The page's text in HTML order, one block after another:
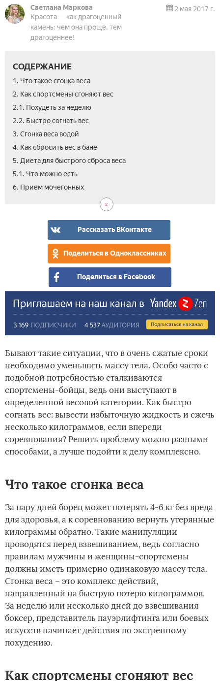
Светлана Маркова
Красота — как драгоценный
камень: чем она проще, тем
драгоценнее!
2 мая 2017 г.
СОДЕРЖАНИЕ
1. Что такое сгонка веса
2. Как спортсмены сгоняют вес
2.1. Похудеть за неделю
2.2. Быстро согнать вес
3. Сгонка веса водой
4. Как сбросить вес в бане
5. Диета для быстрого сброса веса
5.1. Что можно есть­
6. Прием мочегонных
Рассказать ВКонтакте
Поделиться в Одноклассниках
Поделиться в Facebook
Бывают такие ситуации, что в очень сжатые сроки
необходимо уменьшить массу тела. Особо часто с
подобной потребностью сталкиваются
спортсмены-бойцы, ведь они выступают в
определенной весовой категории. Как быстро
согнать вес: вывести избыточную жидкость и сжечь
несколько килограммов, если впереди
соревнования? Решить проблему можно разными
способами, а лучше подойти к делу комплексно.
Что такое сгонка веса
За пару дней борец может потерять 4-6 кг без вреда
для здоровья, а к соревнованию вернуть утерянные
килограммы обратно. Такие манипуляции
проводятся перед взвешиванием, ведь согласно
правилам мужчины и женщины-спортсмены
должны иметь примерно одинаковую массу тела.
Сгонка веса – это комплекс действий,
направленный на быструю потерю килограммов.
За неделю или несколько дней до взвешивания
боксер, представитель пауэрлифтинга или боевых
искусств начинает действия по экстренному
похудению.
Как спортсмены сгоняют вес